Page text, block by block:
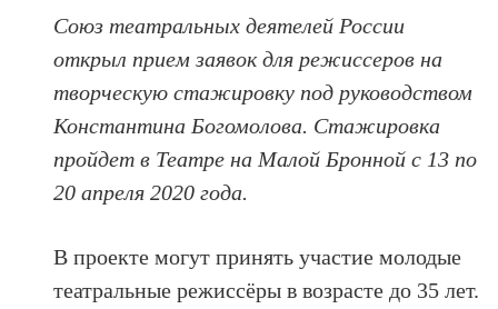
Союз театральных деятелей России
открыл прием заявок для режиссеров на
творческую стажировку под руководством
Константина Богомолова. Стажировка
пройдет в Театре на Малой Бронной с 13 по
20 апреля 2020 года.
В проекте могут принять участие молодые
театральные режиссёры в возрасте до 35 лет.